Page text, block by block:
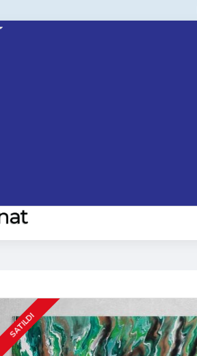
SATILDI